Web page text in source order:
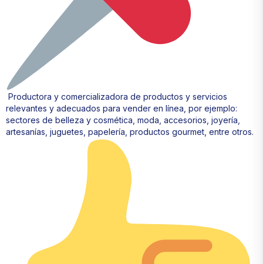
Productora y comercializadora de productos y servicios
relevantes y adecuados para vender en línea, por ejemplo:
sectores de belleza y cosmética, moda, accesorios, joyería,
artesanías, juguetes, papelería, productos gourmet, entre otros.